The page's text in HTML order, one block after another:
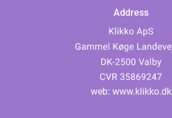
Address
web: www.klikko.dk